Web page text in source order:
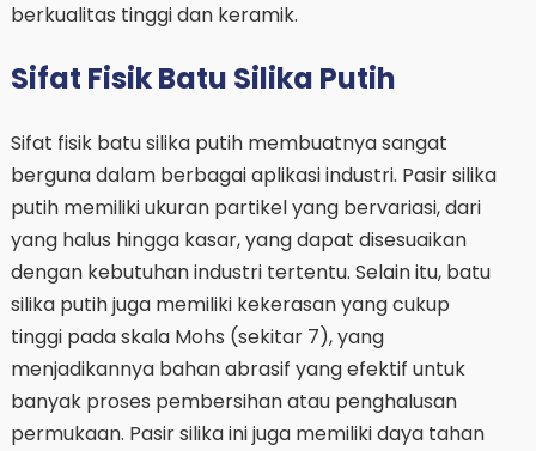
berkualitas tinggi dan keramik.
Sifat Fisik Batu Silika Putih
Sifat fisik batu silika putih membuatnya sangat
berguna dalam berbagai aplikasi industri. Pasir silika
putih memiliki ukuran partikel yang bervariasi, dari
yang halus hingga kasar, yang dapat disesuaikan
dengan kebutuhan industri tertentu. Selain itu, batu
silika putih juga memiliki kekerasan yang cukup
tinggi pada skala Mohs (sekitar 7), yang
menjadikannya bahan abrasif yang efektif untuk
banyak proses pembersihan atau penghalusan
permukaan. Pasir silika ini juga memiliki daya tahan